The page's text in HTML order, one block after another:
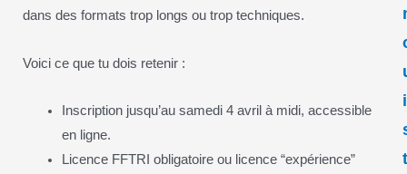
dans des formats trop longs ou trop techniques.
Voici ce que tu dois retenir :
Inscription jusqu’au samedi 4 avril à midi, accessible
en ligne.
Licence FFTRI obligatoire ou licence “expérience”